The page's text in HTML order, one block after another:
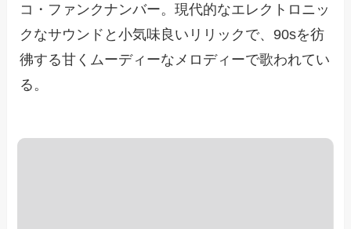
コ・ファンクナンバー。現代的なエレクトロニッ
クなサウンドと小気味良いリリックで、90sを彷
彿する甘くムーディーなメロディーで歌われてい
る。